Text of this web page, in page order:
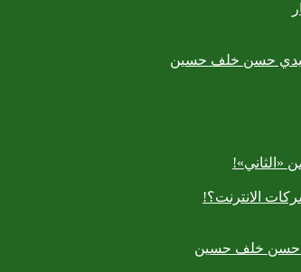
حسن خلف حسين
«الثاني»!
الانترنت؟!
حسن خلف حسين